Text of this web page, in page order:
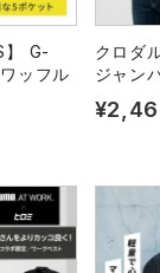
】 G-
ッフル
クロダ
ジャン
¥